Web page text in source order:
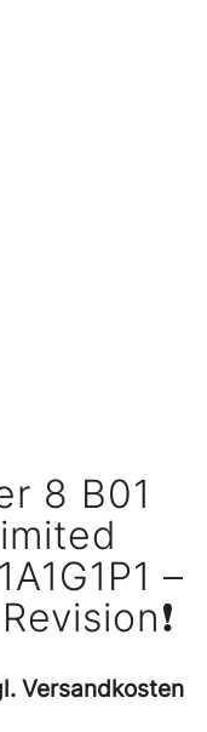
8 B01
–
Versandkosten